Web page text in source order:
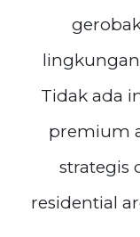
Tidak ada
premium
strategis
residential